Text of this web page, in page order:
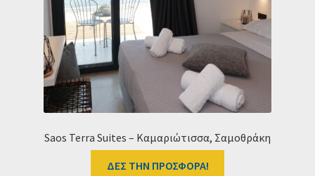
HOME
Saos Terra Suites – Καμαριώτισσα, Σαμοθράκη
ΔΕΣ ΤΗΝ ΠΡΟΣΦΟΡΑ!